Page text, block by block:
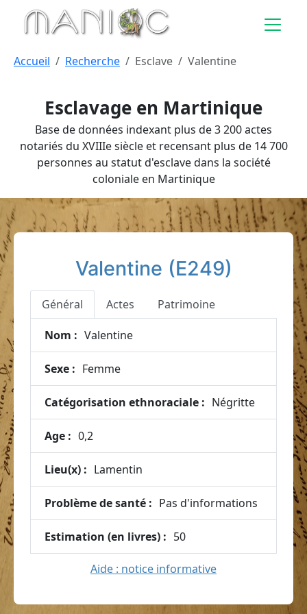
Aller au contenu principal
Esclavage en Martinique
Base de données indexant plus de 3 200 actes
notariés du XVIIIe siècle et recensant plus de 14 700
personnes au statut d'esclave dans la société
coloniale en Martinique
Accueil Recherche Esclave Valentine
Valentine (E249)
Général Actes Patrimoine
Nom : Valentine
Sexe : Femme
Catégorisation ethnoraciale : Négritte
Age : 0,2
Lieu(x) : Lamentin
Problème de santé : Pas d'informations
Estimation (en livres) : 50
Aide : notice informative